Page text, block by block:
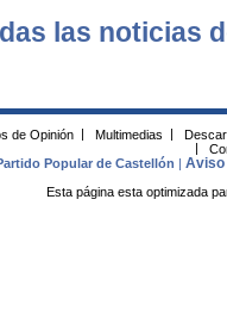
las noticias
de Opinión Multimedias
Popular de Castellón
|Aviso
Esta página esta optimizada